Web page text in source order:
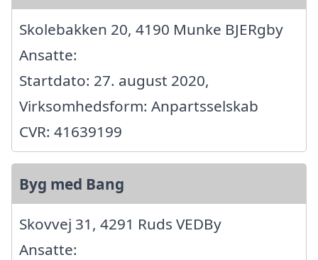
Skolebakken 20, 4190 Munke BJERgby
Ansatte:
Startdato: 27. august 2020,
Virksomhedsform: Anpartsselskab
CVR: 41639199
Byg med Bang
Skovvej 31, 4291 Ruds VEDBy
Ansatte: